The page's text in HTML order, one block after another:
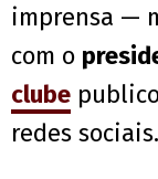
imprensa —
com o
clube
redes sociais.